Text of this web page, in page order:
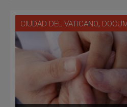
CIUDAD DEL VATICANO,